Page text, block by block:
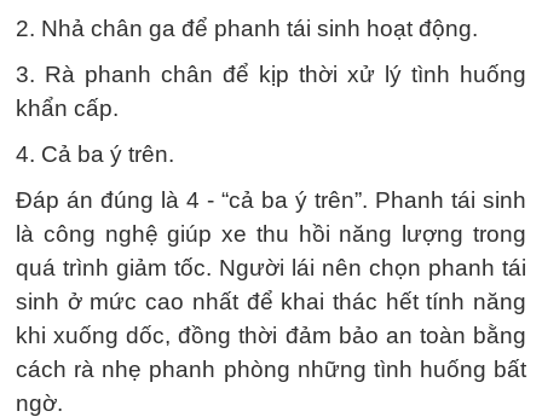
2. Nhả chân ga để phanh tái sinh hoạt động.
3. Rà phanh chân để kịp thời xử lý tình huống
khẩn cấp.
4. Cả ba ý trên.
Đáp án đúng là 4 - “cả ba ý trên”. Phanh tái sinh
là công nghệ giúp xe thu hồi năng lượng trong
quá trình giảm tốc. Người lái nên chọn phanh tái
sinh ở mức cao nhất để khai thác hết tính năng
khi xuống dốc, đồng thời đảm bảo an toàn bằng
cách rà nhẹ phanh phòng những tình huống bất
ngờ.